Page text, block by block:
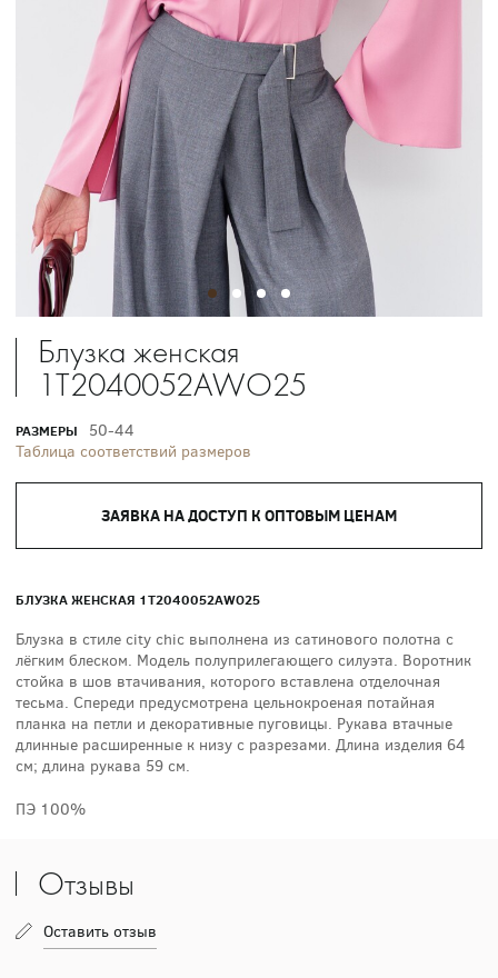
Блузка женская
1T2040052AWO25
РАЗМЕРЫ
50-44
Таблица соответствий размеров
ЗАЯВКА НА ДОСТУП К ОПТОВЫМ ЦЕНАМ
БЛУЗКА ЖЕНСКАЯ 1T2040052AWO25
Блузка в стиле city chic выполнена из сатинового полотна с
лёгким блеском. Модель полуприлегающего силуэта. Воротник
стойка в шов втачивания, которого вставлена отделочная
тесьма. Спереди предусмотрена цельнокроеная потайная
планка на петли и декоративные пуговицы. Рукава втачные
длинные расширенные к низу с разрезами. Длина изделия 64
см; длина рукава 59 см.
ПЭ 100%
Отзывы
Оставить отзыв